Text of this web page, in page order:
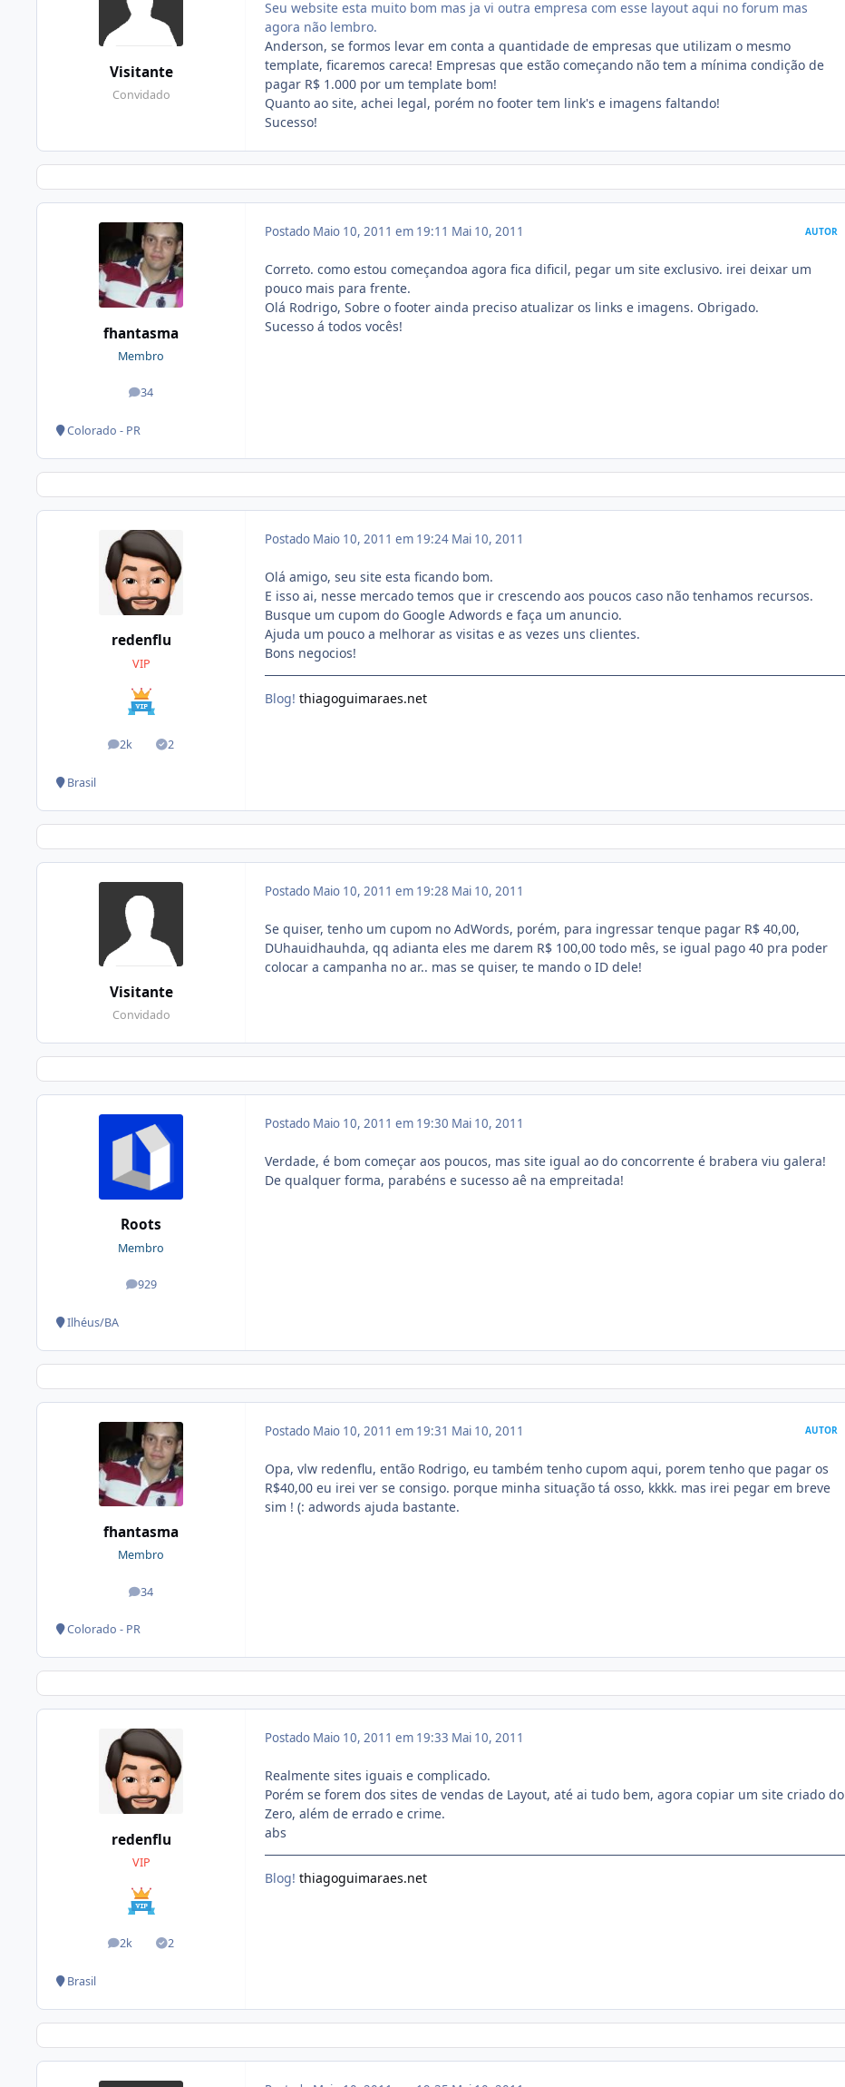
Visitante
Convidado
Seu website esta muito bom mas ja vi outra empresa com esse layout aqui no forum mas
agora não lembro.
Anderson, se formos levar em conta a quantidade de empresas que utilizam o mesmo
template, ficaremos careca! Empresas que estão começando não tem a mínima condição de
pagar R$ 1.000 por um template bom!
Quanto ao site, achei legal, porém no footer tem link's e imagens faltando!
Sucesso!
fhantasma
Membro
34
posts
Colorado - PR
Postado Maio 10, 2011 em 19:11 Mai 10, 2011 AUTOR
Correto. como estou começandoa agora fica dificil, pegar um site exclusivo. irei deixar um
pouco mais para frente.
Olá Rodrigo, Sobre o footer ainda preciso atualizar os links e imagens. Obrigado.
Sucesso á todos vocês!
redenflu
VIP
2k
posts 2
Soluções
Brasil
Postado Maio 10, 2011 em 19:24 Mai 10, 2011
Olá amigo, seu site esta ficando bom.
E isso ai, nesse mercado temos que ir crescendo aos poucos caso não tenhamos recursos.
Busque um cupom do Google Adwords e faça um anuncio.
Ajuda um pouco a melhorar as visitas e as vezes uns clientes.
Bons negocios!
Blog! thiagoguimaraes.net
Visitante
Convidado
Postado Maio 10, 2011 em 19:28 Mai 10, 2011
Se quiser, tenho um cupom no AdWords, porém, para ingressar tenque pagar R$ 40,00,
DUhauidhauhda, qq adianta eles me darem R$ 100,00 todo mês, se igual pago 40 pra poder
colocar a campanha no ar.. mas se quiser, te mando o ID dele!
Roots
Membro
929
posts
Ilhéus/BA
Postado Maio 10, 2011 em 19:30 Mai 10, 2011
Verdade, é bom começar aos poucos, mas site igual ao do concorrente é brabera viu galera!
De qualquer forma, parabéns e sucesso aê na empreitada!
fhantasma
Membro
34
posts
Colorado - PR
Postado Maio 10, 2011 em 19:31 Mai 10, 2011 AUTOR
Opa, vlw redenflu, então Rodrigo, eu também tenho cupom aqui, porem tenho que pagar os
R$40,00 eu irei ver se consigo. porque minha situação tá osso, kkkk. mas irei pegar em breve
sim ! (: adwords ajuda bastante.
redenflu
VIP
2k
posts 2
Soluções
Brasil
Postado Maio 10, 2011 em 19:33 Mai 10, 2011
Realmente sites iguais e complicado.
Porém se forem dos sites de vendas de Layout, até ai tudo bem, agora copiar um site criado do
Zero, além de errado e crime.
abs
Blog! thiagoguimaraes.net